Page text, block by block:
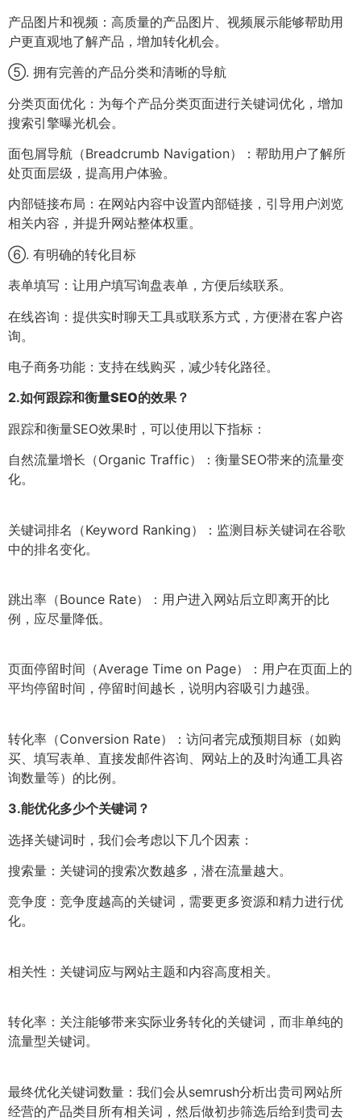
产品图片和视频：高质量的产品图片、视频展示能够帮助用
户更直观地了解产品，增加转化机会。
⑤. 拥有完善的产品分类和清晰的导航
分类页面优化：为每个产品分类页面进行关键词优化，增加
搜索引擎曝光机会。
面包屑导航（Breadcrumb Navigation）：帮助用户了解所
处页面层级，提高用户体验。
内部链接布局：在网站内容中设置内部链接，引导用户浏览
相关内容，并提升网站整体权重。
⑥. 有明确的转化目标
表单填写：让用户填写询盘表单，方便后续联系。
在线咨询：提供实时聊天工具或联系方式，方便潜在客户咨
询。
电子商务功能：支持在线购买，减少转化路径。
2.如何跟踪和衡量SEO的效果？
跟踪和衡量SEO效果时，可以使用以下指标：
自然流量增长（Organic Traffic）：衡量SEO带来的流量变
化。
关键词排名（Keyword Ranking）：监测目标关键词在谷歌
中的排名变化。
跳出率（Bounce Rate）：用户进入网站后立即离开的比
例，应尽量降低。
页面停留时间（Average Time on Page）：用户在页面上的
平均停留时间，停留时间越长，说明内容吸引力越强。
转化率（Conversion Rate）：访问者完成预期目标（如购
买、填写表单、直接发邮件咨询、网站上的及时沟通工具咨
询数量等）的比例。
3.能优化多少个关键词？
选择关键词时，我们会考虑以下几个因素：
搜索量：关键词的搜索次数越多，潜在流量越大。
竞争度：竞争度越高的关键词，需要更多资源和精力进行优
化。
相关性：关键词应与网站主题和内容高度相关。
转化率：关注能够带来实际业务转化的关键词，而非单纯的
流量型关键词。
最终优化关键词数量：我们会从semrush分析出贵司网站所
经营的产品类目所有相关词，然后做初步筛选后给到贵司去